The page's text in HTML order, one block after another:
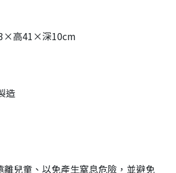
高41×深10cm
造
離兒童、以免產生窒息危險，並避免